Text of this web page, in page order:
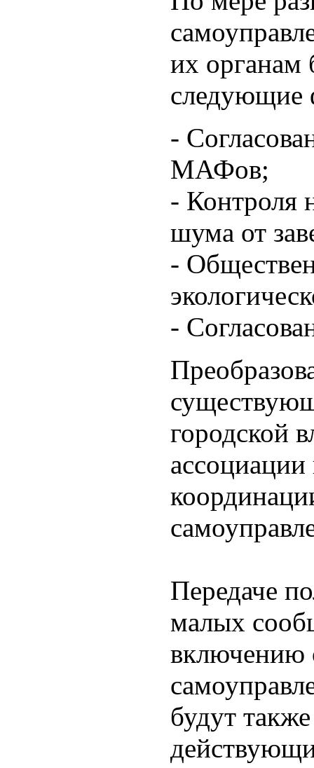
их органам
следующие
-
МАФов;
- Контроля
шума от
-
-
городской
Передаче
малых
включению
будут